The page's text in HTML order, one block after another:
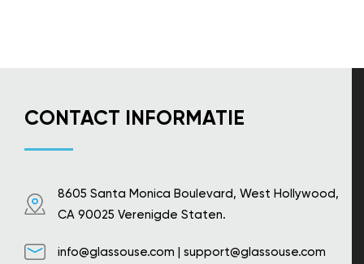
CONTACT INFORMATIE
8605 Santa Monica Boulevard, West Hollywood,
CA 90025 Verenigde Staten.
info@glassouse.com | support@glassouse.com